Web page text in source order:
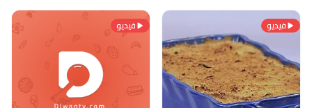
فيديو فيديو